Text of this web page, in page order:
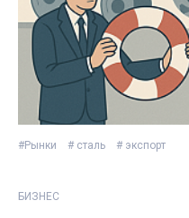
#Рынки # сталь # экспорт
БИЗНЕС